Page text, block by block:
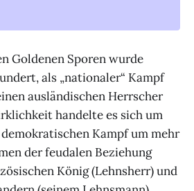
Goldenen Sporen wurde
als „nationaler“ Kampf
ausländischen Herrscher
handelte es sich um
Kampf um mehr
der feudalen Beziehung
König (Lehnsherr) und